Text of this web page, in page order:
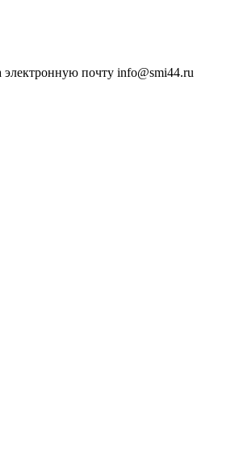
почту info@smi44.ru